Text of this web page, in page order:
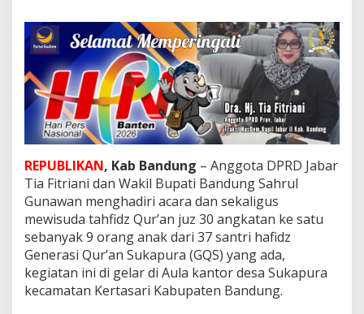
u
p
a
t
i
B
a
n
d
n
g
M
e
w
i
s
u
a
REPUBLIKAN, Kab Bandung – Anggota DPRD Jabar
Tia Fitriani dan Wakil Bupati Bandung Sahrul
Gunawan menghadiri acara dan sekaligus
mewisuda tahfidz Qur’an juz 30 angkatan ke satu
sebanyak 9 orang anak dari 37 santri hafidz
Generasi Qur’an Sukapura (GQS) yang ada,
kegiatan ini di gelar di Aula kantor desa Sukapura
kecamatan Kertasari Kabupaten Bandung.